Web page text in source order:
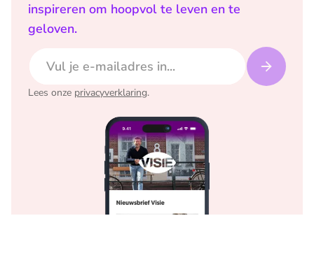
inspireren om hoopvol te leven en te
geloven.
Lees onze privacyverklaring.